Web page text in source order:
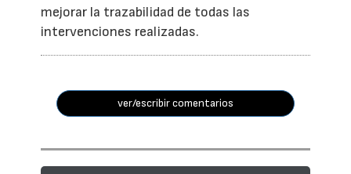
mejorar la trazabilidad de todas las
intervenciones realizadas.
ver/escribir comentarios